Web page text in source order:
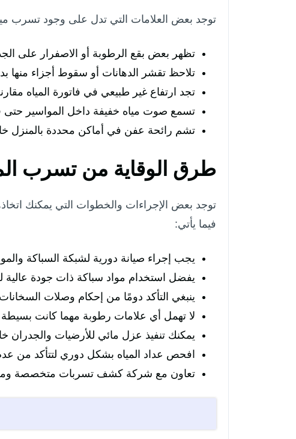
توجد بعض العلامات التي تدل على وجود تسرب
تظهر بعض بقع الرطوبة أو الاصفرار على
تلاحظ تقشر الدهانات أو سقوط أجزاء
تجد ارتفاع غير طبيعي في فاتورة المياه
تسمع صوت مياه خفيفة داخل المواسير حتى
تشم رائحة عفن في أماكن محددة بالمنزل
طرق الوقاية من تسرب
توجد بعض الإجراءات والخطوات التي يمكنك
فيما يأتي:
يجب إجراء صيانة دورية لشبكة السباكة
يفضل استخدام مواد سباكة ذات جودة
ينبغي التأكد دومًا من إحكام وصلات
لا تهمل أي علامات رطوبة مهما كانت
يمكنك تنفيذ عزل مائي للأرضيات والجدران
افحص عداد المياه بشكل دوري لتتأكد من
تعاون مع شركة كشف تسربات متخصصة